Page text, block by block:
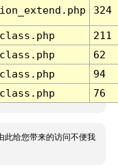
324
211
62
94
76
此给您带来的访问不便我